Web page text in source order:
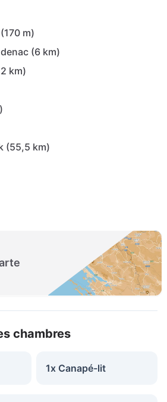
m)
(6 km)
km)
(55,5 km)
chambres
1x Canapé-lit